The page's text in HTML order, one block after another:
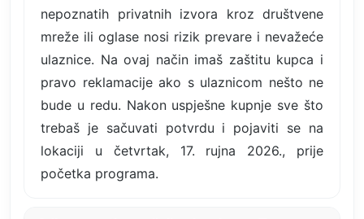
nepoznatih privatnih izvora kroz društvene
mreže ili oglase nosi rizik prevare i nevažeće
ulaznice. Na ovaj način imaš zaštitu kupca i
pravo reklamacije ako s ulaznicom nešto ne
bude u redu. Nakon uspješne kupnje sve što
trebaš je sačuvati potvrdu i pojaviti se na
lokaciji u četvrtak, 17. rujna 2026., prije
početka programa.